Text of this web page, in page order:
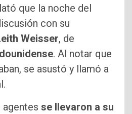
que la noche del
con su
Weisser, de
. Al notar que
se asustó y llamó a
agentes se llevaron a su